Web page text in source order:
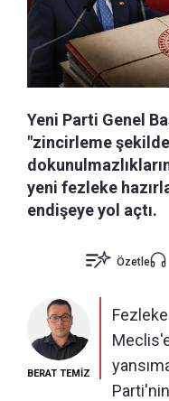
Yeni Parti Genel
"zincirleme
yeni fezleke
endişeye yol açtı.
Özetle
BERAT TEMİZ
Fezleke